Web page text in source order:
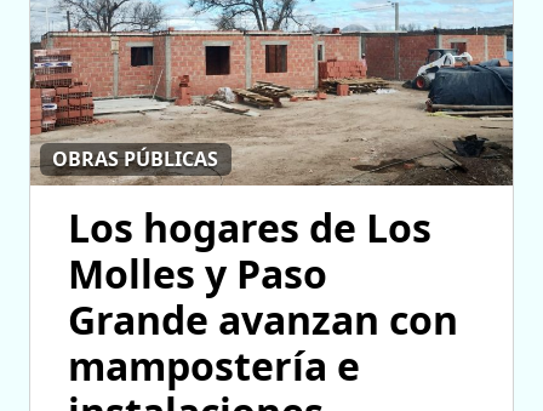
OBRAS PÚBLICAS
Los hogares de Los
Molles y Paso
Grande avanzan con
mampostería e